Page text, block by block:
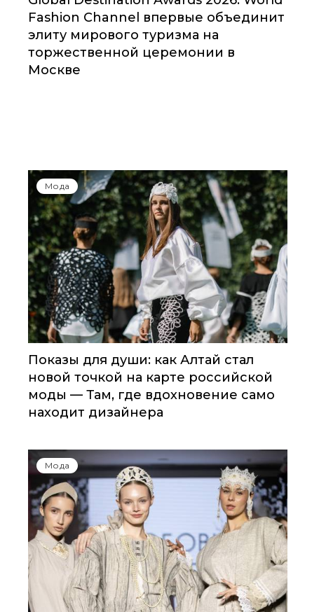
Fashion Channel впервые объединит
элиту мирового туризма на
торжественной церемонии в
Москве
Мода
Показы для души: как Алтай стал
новой точкой на карте российской
моды — Там, где вдохновение само
находит дизайнера
Мода